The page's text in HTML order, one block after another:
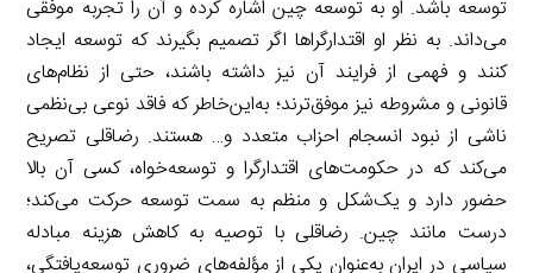
توسعه باشد. او به توسعه چین اشاره کرده و آن را تجربه موفقی
می‌داند. به نظر او اقتدارگراها اگر تصمیم بگیرند که توسعه ایجاد
کنند و فهمی از فرایند آن نیز داشته باشند، حتی از نظام‌های
قانونی و مشروطه نیز موفق‌ترند؛ به‌این‌خاطر که فاقد نوعی بی‌نظمی
ناشی از نبود انسجام احزاب متعدد و… هستند. رضاقلی تصریح
می‌کند که در حکومت‌های اقتدارگرا و توسعه‌خواه، کسی آن بالا
حضور دارد و یک‌شکل و منظم به سمت توسعه حرکت می‌کند؛
درست مانند چین. رضاقلی با توصیه به کاهش هزینه مبادله
سیاسی در ایران به‌عنوان یکی از مؤلفه‌های ضروری توسعه‌یافتگی،